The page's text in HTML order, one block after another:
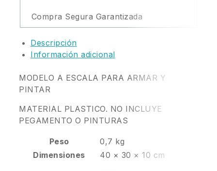
Compra Segura Garantizada
Descripción
Información adicional
MODELO A ESCALA PARA ARMAR Y
PINTAR
MATERIAL PLASTICO. NO INCLUYE
PEGAMENTO O PINTURAS
Peso
0,7 kg
Dimensiones
40 × 30 × 10 cm